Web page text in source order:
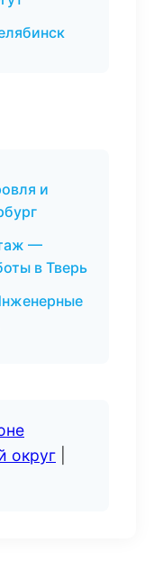
и
—
в Тверь
округ